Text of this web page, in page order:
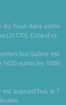
du fioul dans votre
(21170), Cote-d'or.
Sur-Saône est
euros les 1000
est aujourd'hui, le 7